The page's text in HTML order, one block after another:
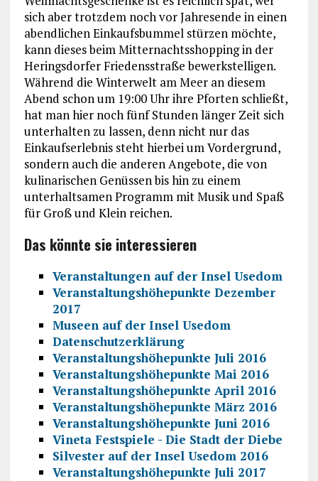
sich aber trotzdem noch vor Jahresende in einen
abendlichen Einkaufsbummel stürzen möchte,
kann dieses beim Mitternachtsshopping in der
Heringsdorfer Friedensstraße bewerkstelligen.
Während die Winterwelt am Meer an diesem
Abend schon um 19:00 Uhr ihre Pforten schließt,
hat man hier noch fünf Stunden länger Zeit sich
unterhalten zu lassen, denn nicht nur das
Einkaufserlebnis steht hierbei um Vordergrund,
sondern auch die anderen Angebote, die von
kulinarischen Genüssen bis hin zu einem
unterhaltsamen Programm mit Musik und Spaß
für Groß und Klein reichen.
Das könnte sie interessieren
Veranstaltungen auf der Insel Usedom
Veranstaltungshöhepunkte Dezember
2017
Museen auf der Insel Usedom
Datenschutzerklärung
Veranstaltungshöhepunkte Juli 2016
Veranstaltungshöhepunkte Mai 2016
Veranstaltungshöhepunkte April 2016
Veranstaltungshöhepunkte März 2016
Veranstaltungshöhepunkte Juni 2016
Vineta Festspiele - Die Stadt der Diebe
Silvester auf der Insel Usedom 2016
Veranstaltungshöhepunkte Juli 2017